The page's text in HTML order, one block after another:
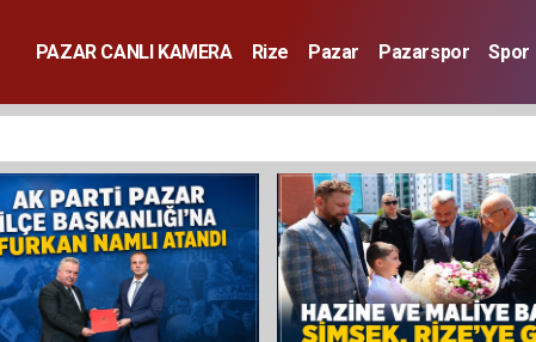
PAZAR CANLI KAMERA Rize Pazar Pazarspor Spor